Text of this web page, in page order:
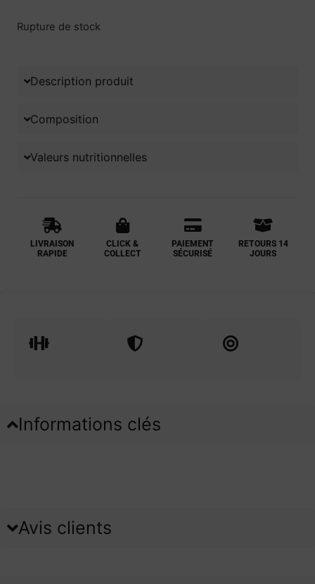
Rupture de stock
Description produit
Composition
Valeurs nutritionnelles
LIVRAISON
RAPIDE
CLICK &
COLLECT
PAIEMENT
SÉCURISÉ
RETOURS 14
JOURS
Informations clés
Avis clients